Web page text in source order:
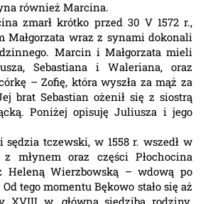
również Marcina.
zmarł krótko przed 30 V 1572 r.,
Małgorzata wraz z synami dokonali
Marcin i Małgorzata mieli
Sebastiana i Waleriana, oraz
– Zofię, która wyszła za mąż za
brat Sebastian ożenił się z siostrą
Poniżej opisuję Juliusza i jego
sędzia tczewski, w 1558 r. wszedł w
młynem oraz części Płochocina
Heleną Wierzbowską – wdową po
tego momentu Bękowo stało się aż
XVIII w. główną siedzibą rodziny.